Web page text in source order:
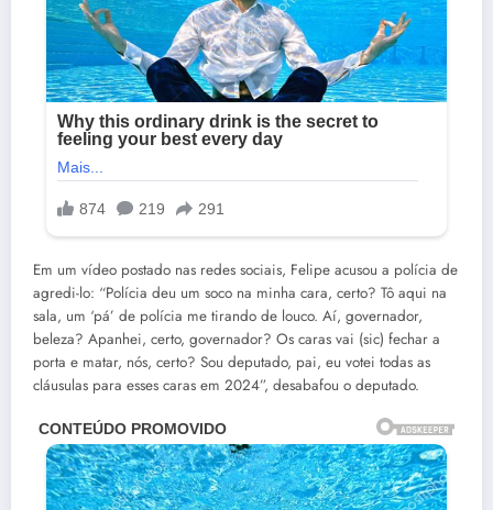
Em um vídeo postado nas redes sociais, Felipe acusou a polícia de
agredi-lo: “Polícia deu um soco na minha cara, certo? Tô aqui na
sala, um ‘pá’ de polícia me tirando de louco. Aí, governador,
beleza? Apanhei, certo, governador? Os caras vai (sic) fechar a
porta e matar, nós, certo? Sou deputado, pai, eu votei todas as
cláusulas para esses caras em 2024”, desabafou o deputado.